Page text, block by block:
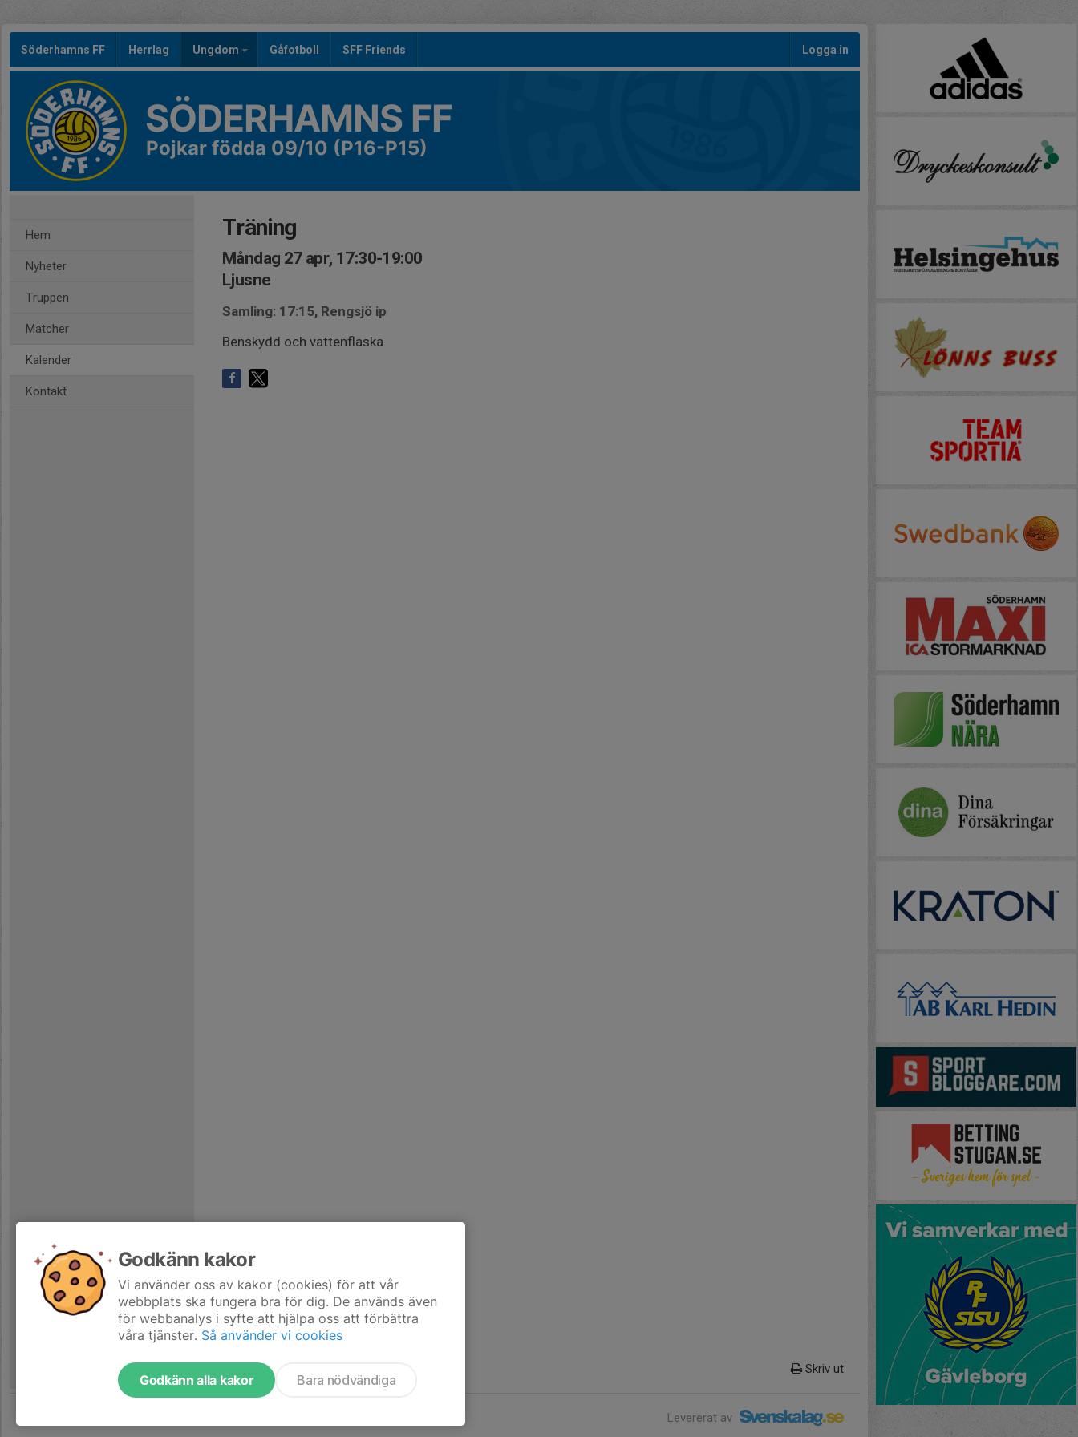
Söderhamns FF Herrlag Ungdom Gåfotboll SFF Friends Logga in
SÖDERHAMNS FF
Pojkar födda 09/10 (P16-P15)
Hem
Nyheter
Truppen
Matcher
Kalender
Kontakt
Träning
Måndag 27 apr, 17:30-19:00
Ljusne
Samling: 17:15, Rengsjö ip
Benskydd och vattenflaska
Skriv ut
Levererat av
Godkänn kakor
Vi använder oss av kakor (cookies) för att vår
webbplats ska fungera bra för dig. De används även
för webbanalys i syfte att hjälpa oss att förbättra
våra tjänster. Så använder vi cookies
Godkänn alla kakor Bara nödvändiga